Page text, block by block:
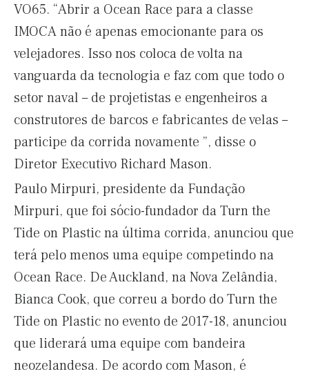
VO65. “Abrir a Ocean Race para a classe
IMOCA não é apenas emocionante para os
velejadores. Isso nos coloca de volta na
vanguarda da tecnologia e faz com que todo o
setor naval – de projetistas e engenheiros a
construtores de barcos e fabricantes de velas –
participe da corrida novamente ”, disse o
Diretor Executivo Richard Mason.
Paulo Mirpuri, presidente da Fundação
Mirpuri, que foi sócio-fundador da Turn the
Tide on Plastic na última corrida, anunciou que
terá pelo menos uma equipe competindo na
Ocean Race. De Auckland, na Nova Zelândia,
Bianca Cook, que correu a bordo do Turn the
Tide on Plastic no evento de 2017-18, anunciou
que liderará uma equipe com bandeira
neozelandesa. De acordo com Mason, é